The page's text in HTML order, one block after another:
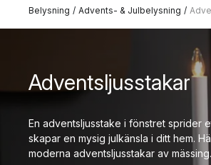
Belysning / Advents- & Julbelysning /
Adventsljusstakar
En adventsljusstake i fönstret sprider
skapar en mysig julkänsla i ditt hem.
moderna adventsljusstakar av mässing.